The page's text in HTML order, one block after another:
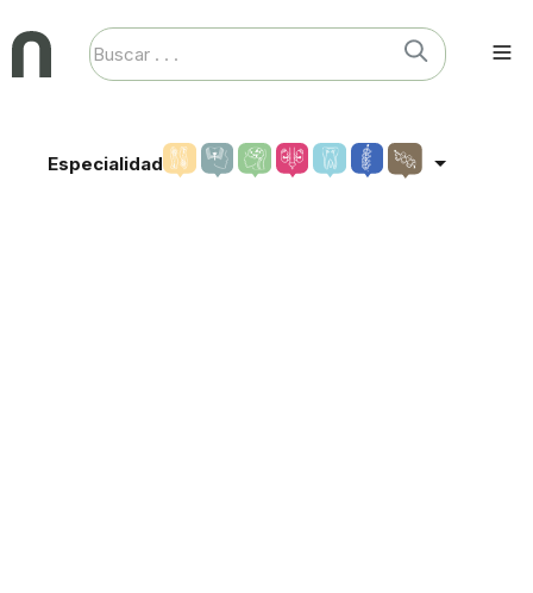
Especialidad